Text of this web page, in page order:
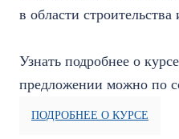
в области
Узнать подробнее о
предложении можно по
ПОДРОБНЕЕ О КУРСЕ